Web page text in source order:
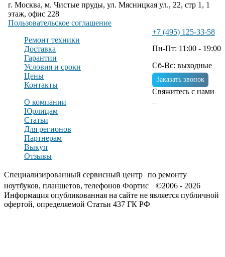
г. Москва, м. Чистые пруды, ул. Мясницкая ул., 22, стр 1, 1
этаж, офис 228
Пользовательское соглашение
Ремонт техники
Доставка
Гарантии
Условия и сроки
Цены
Контакты
О компании
Юрлицам
Статьи
Для регионов
Партнерам
Выкуп
Отзывы
+7 (495) 125-33-58
Пн-Пт: 11:00 - 19:00
Сб-Вс: выходные
Заказать звонок
Свяжитесь с нами
Специализированный сервисный центр по ремонту
ноутбуков, планшетов, телефонов Фортис ©2006 - 2026
Информация опубликованная на сайте не является публичной
офертой, определяемой Статьи 437 ГК РФ